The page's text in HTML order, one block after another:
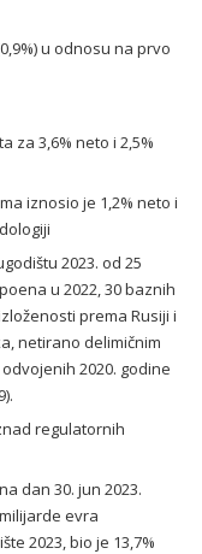
u odnosu na prvo
za 3,6% neto i 2,5%
iznosio je 1,2% neto i
2023. od 25
u 2022, 30 baznih
prema Rusiji i
netirano delimičnim
2020. godine
regulatornih
dan 30. jun 2023.
evra
2023, bio je 13,7%